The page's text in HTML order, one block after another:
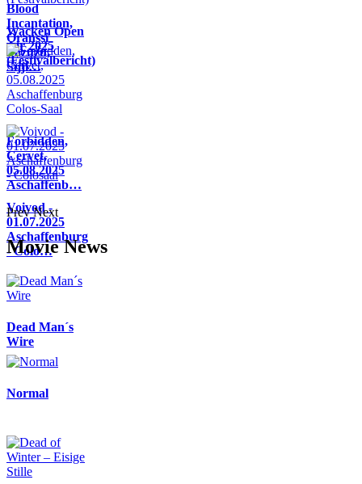
Blood
Incantation,
Oranssi
Pazuzu,
Sijji…
Wacken Open
Air 2025
(Festivalbericht)
Forbidden,
Cervet,
05.08.2025
Aschaffenb…
Voivod -
01.07.2025
Aschaffenburg
- Colo…
Prev Next
Movie News
Dead Man´s
Wire
Normal